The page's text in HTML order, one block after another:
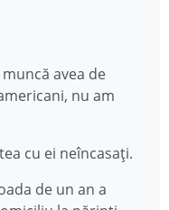
avea de
nu am
cu ei neîncasați.
de un an a